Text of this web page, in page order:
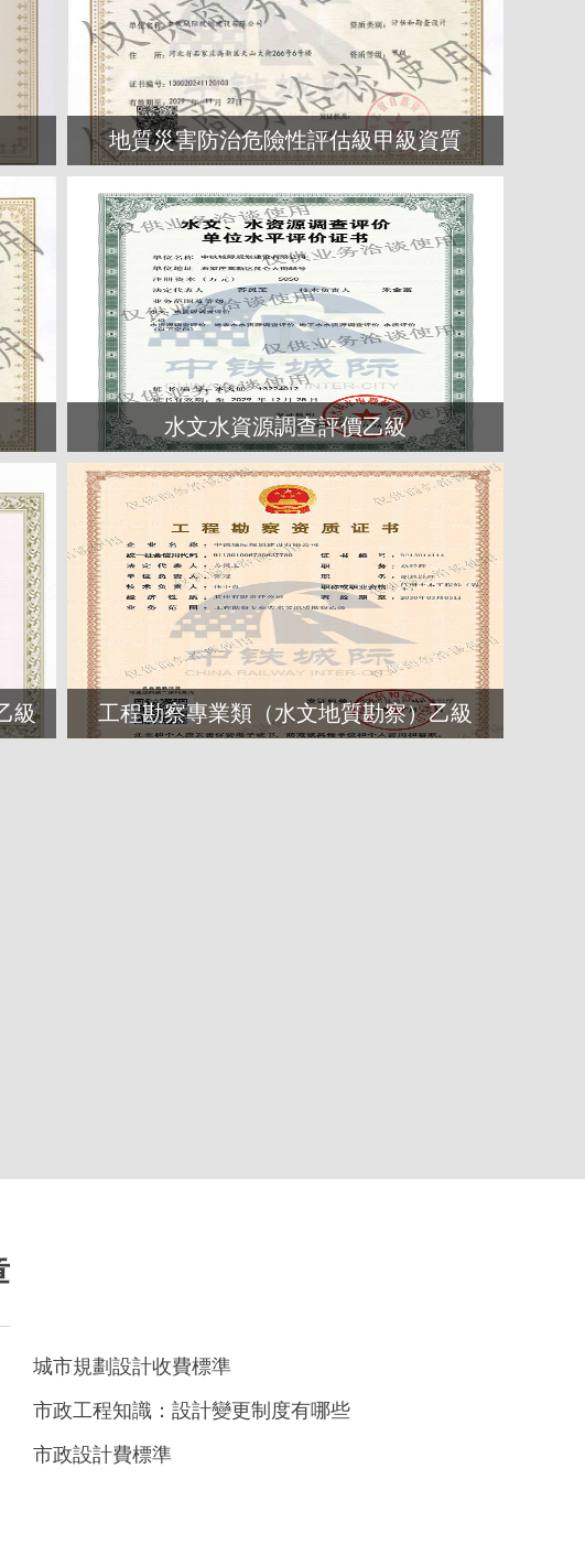
地質災害防治危險性評估級甲級資質
水文水資源調查評價乙級
級 工程勘察專業類（水文地質勘察）乙級
城市規劃設計收費標準
市政工程知識：設計變更制度有哪些
市政設計費標準